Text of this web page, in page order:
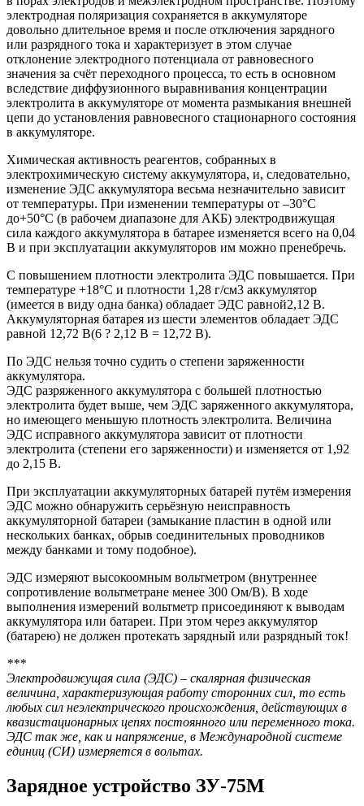
электродная поляризация сохраняется в аккумуляторе
довольно длительное время и после отключения зарядного
или разрядного тока и характеризует в этом случае
отклонение электродного потенциала от равновесного
значения за счёт переходного процесса, то есть в основном
вследствие диффузионного выравнивания концентрации
электролита в аккумуляторе от момента размыкания внешней
цепи до установления равновесного стационарного состояния
в аккумуляторе.
Химическая активность реагентов, собранных в
электрохимическую систему аккумулятора, и, следовательно,
изменение ЭДС аккумулятора весьма незначительно зависит
от температуры. При изменении температуры от –30°С
до+50°С (в рабочем диапазоне для АКБ) электродвижущая
сила каждого аккумулятора в батарее изменяется всего на 0,04
В и при эксплуатации аккумуляторов им можно пренебречь.
С повышением плотности электролита ЭДС повышается. При
температуре +18°С и плотности 1,28 г/см3 аккумулятор
(имеется в виду одна банка) обладает ЭДС равной2,12 В.
Аккумуляторная батарея из шести элементов обладает ЭДС
равной 12,72 В(6 ? 2,12 В = 12,72 В).
По ЭДС нельзя точно судить о степени заряженности
аккумулятора.
ЭДС разряженного аккумулятора с большей плотностью
электролита будет выше, чем ЭДС заряженного аккумулятора,
но имеющего меньшую плотность электролита. Величина
ЭДС исправного аккумулятора зависит от плотности
электролита (степени его заряженности) и изменяется от 1,92
до 2,15 В.
При эксплуатации аккумуляторных батарей путём измерения
ЭДС можно обнаружить серьёзную неисправность
аккумуляторной батареи (замыкание пластин в одной или
нескольких банках, обрыв соединительных проводников
между банками и тому подобное).
ЭДС измеряют высокоомным вольтметром (внутреннее
сопротивление вольтметране менее 300 Ом/В). В ходе
выполнения измерений вольтметр присоединяют к выводам
аккумулятора или батареи. При этом через аккумулятор
(батарею) не должен протекать зарядный или разрядный ток!
***
Электродвижущая сила (ЭДС) – скалярная физическая
величина, характеризующая работу сторонних сил, то есть
любых сил неэлектрического происхождения, действующих в
квазистационарных цепях постоянного или переменного тока.
ЭДС так же, как и напряжение, в Международной системе
единиц (СИ) измеряется в вольтах.
Зарядное устройство ЗУ-75М